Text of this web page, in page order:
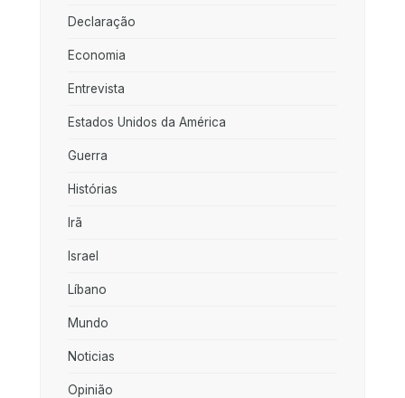
Declaração
Economia
Entrevista
Estados Unidos da América
Guerra
Histórias
Irã
Israel
Líbano
Mundo
Noticias
Opinião